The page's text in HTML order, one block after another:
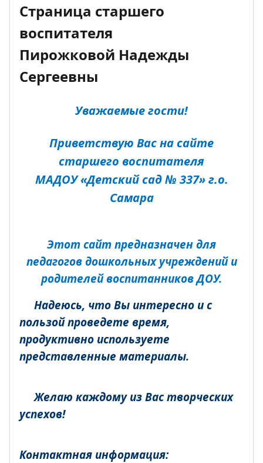
Страница старшего
воспитателя
Пирожковой Надежды
Сергеевны
Уважаемые гости!
Приветствую Вас на сайте
старшего воспитателя
МАДОУ «Детский сад № 337» г.о.
Самара
Этот сайт предназначен для
педагогов дошкольных учреждений и
родителей воспитанников ДОУ.
Надеюсь, что Вы интересно и с
пользой проведете время,
продуктивно используете
представленные материалы.
Желаю каждому из Вас творческих
успехов!
Контактная информация: